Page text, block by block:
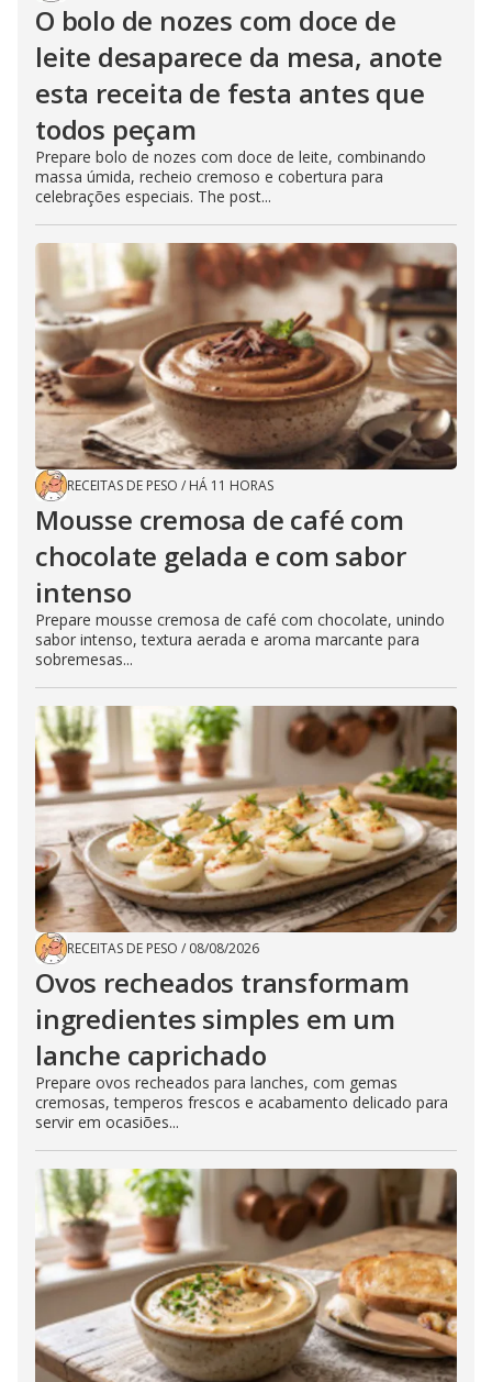
O bolo de nozes com doce de
leite desaparece da mesa, anote
esta receita de festa antes que
todos peçam
Prepare bolo de nozes com doce de leite, combinando
massa úmida, recheio cremoso e cobertura para
celebrações especiais. The post...
RECEITAS DE PESO / HÁ 11 HORAS
Mousse cremosa de café com
chocolate gelada e com sabor
intenso
Prepare mousse cremosa de café com chocolate, unindo
sabor intenso, textura aerada e aroma marcante para
sobremesas...
RECEITAS DE PESO / 08/08/2026
Ovos recheados transformam
ingredientes simples em um
lanche caprichado
Prepare ovos recheados para lanches, com gemas
cremosas, temperos frescos e acabamento delicado para
servir em ocasiões...